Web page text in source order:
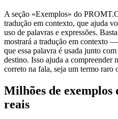
A seção «Exemplos» do
tradução em contexto, que ajuda
uso de palavras e expressões.
mostrará a tradução em contexto
que essa palavra é usada junto
destino. Isso ajuda a compreender
correto na fala, seja um termo raro
Milhões de exemplos
reais